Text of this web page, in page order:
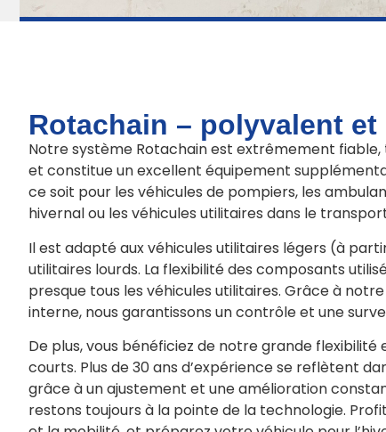
Rotachain – polyvalent et
Notre système Rotachain est extrêmement
et constitue un excellent équipement
ce soit pour les véhicules de pompiers, les
hivernal ou les véhicules utilitaires dans le
Il est adapté aux véhicules utilitaires légers (à
utilitaires lourds. La flexibilité des composants
presque tous les véhicules utilitaires. Grâce à
interne, nous garantissons un contrôle et une
De plus, vous bénéficiez de notre grande
courts. Plus de 30 ans d’expérience se reflètent
grâce à un ajustement et une amélioration
restons toujours à la pointe de la technologie.